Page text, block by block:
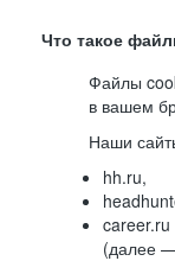
Что такое
Файлы
в вашем
Наши
hh.ru,
(далее